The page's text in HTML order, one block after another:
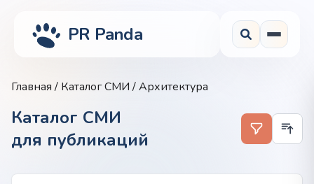
PR Panda
Главная/ Каталог СМИ/ Архитектура
Каталог СМИ
для публикаций